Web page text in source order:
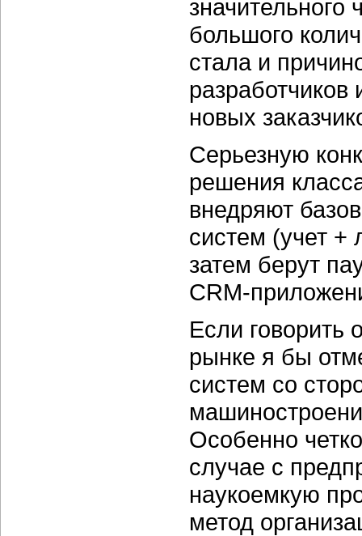
значительного
большого
стала и
новых
Серьезную
решения
внедряют
систем (учет +
затем берут
CRM-
Если говорить
рынке я бы
систем со
Особенно
случае с
наукоемкую
метод